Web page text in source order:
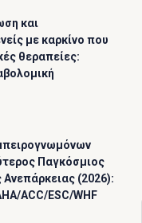
και
με καρκίνο που
θεραπείες:
Παγκόσμιος
(2026):
ACC/ESC/WHF